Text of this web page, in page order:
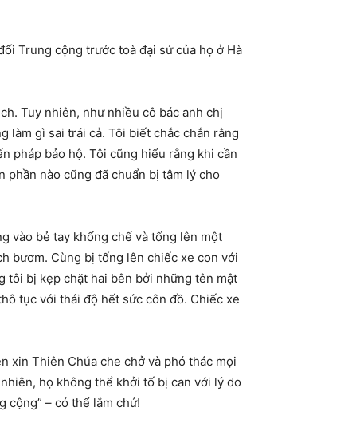
Trung cộng trước toà đại sứ của họ ở Hà
Tuy nhiên, như nhiều cô bác anh chị
làm gì sai trái cả. Tôi biết chắc chắn rằng
pháp bảo hộ. Tôi cũng hiểu rằng khi cần
phần nào cũng đã chuẩn bị tâm lý cho
vào bẻ tay khống chế và tống lên một
bươm. Cùng bị tống lên chiếc xe con với
tôi bị kẹp chặt hai bên bởi những tên mật
tục với thái độ hết sức côn đồ. Chiếc xe
xin Thiên Chúa che chở và phó thác mọi
họ không thể khởi tố bị can với lý do
cộng” – có thể lắm chứ!